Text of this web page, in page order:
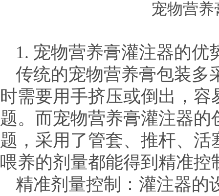
宠物营养
1. 宠物营养膏灌注器的优
传统的宠物营养膏包装多
时需要用手挤压或倒出，
题。而宠物营养膏灌注器
题，采用了管套、推杆、
喂养的剂量都能得到精准控
精准剂量控制：灌注器的